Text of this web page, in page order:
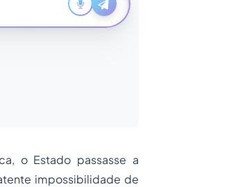
o Estado passasse a
impossibilidade de